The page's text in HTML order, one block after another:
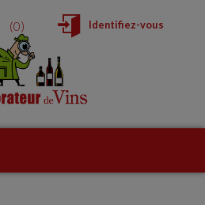
0 Identifiez-vous